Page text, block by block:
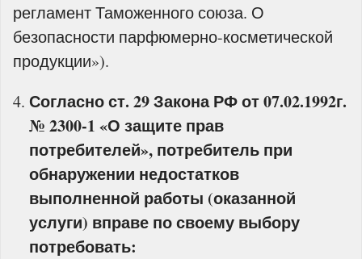
регламент Таможенного союза. О
безопасности парфюмерно-косметической
продукции»).
Согласно ст. 29 Закона РФ от 07.02.1992г.
№ 2300-1 «О защите прав
потребителей», потребитель при
обнаружении недостатков
выполненной работы (оказанной
услуги) вправе по своему выбору
потребовать: